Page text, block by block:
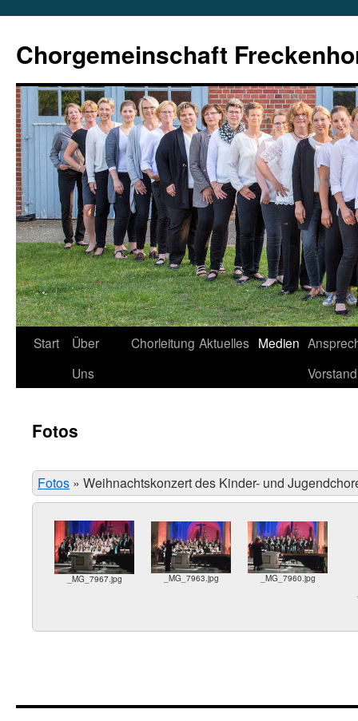
springen
Chorgemeinschaft
Start
Über
Uns
Chorleitung Aktuelles Medien
Vorstand
Fotos
Fotos » Weihnachtskonzert des Kinder- und
_MG_7967.jpg _MG_7963.jpg
_MG_7960.jpg